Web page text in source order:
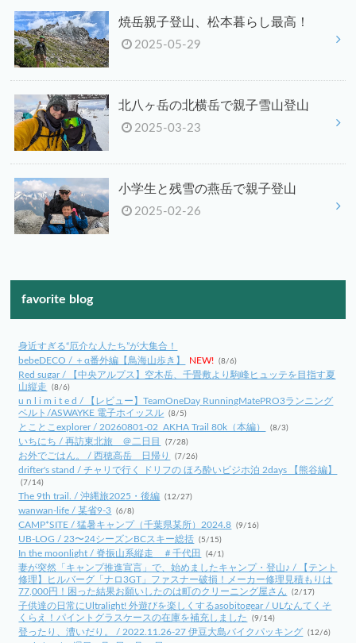
焼岳親子登山、松本暮らし最高！
2025-05-29
北八ヶ岳の北横岳で親子雪山登山
2025-03-23
小学生と残雪の燕岳で親子登山
2025-02-26
favorite blog
身近すぎる“厄介な人たち”が大集合！
bebeDECO / ＋α番外編【鳥海山歩き】
NEW! (8/6)
Red sugar / 【中央アルプス】空木岳、千畳敷より駒峰ヒュッテを目指す夏
山縦走
(8/6)
u n l i m i t e d / 【レビュー】TeamOneDay RunningMatePRO3ランニング
ベルト/ASWAYKE 電子ホイッスル (8/5)
とことこexplorer / 20260801-02_AKHA Trail 80k（本編） (8/3)
いちにち / 再訪東北旅 ＠二日目 (7/28)
お外でごはん。 / 西穂高岳 日帰り (7/26)
drifter's stand / チャリで行く ドリフの ほろ酔いビジホ泊 2days 【熊谷編】
(7/14)
The 9th trail. / 沖縄旅2025・後編 (12/27)
wanwan-life / 某省9-3 (6/8)
CAMP*SITE / 猛暑キャンプ（千葉県某所）2024.8 (9/16)
UB-LOG / 23〜24シーズンBCスキー総括 (5/15)
In the moonlight / 脊振山系縦走 ＃千代田 (4/1)
妻が突然「キャンプ推進宣言」で、始めましたキャンプ・登山♪ / 【テント
修理】ヒルバーグ「ナロ3GT」ファスナー破損！メーカー修理見積もりは
77,000円！困った結果お願いしたのは町のクリーニング屋さん
(2/17)
子供達の日常にUltralight! 外遊びを楽しくするasobitogear / ULなんてくそ
くらえ！パイントグラスケースの在庫を補充しました
(9/14)
登ったり、漕いだり。 / 2022.11.26-27 伊豆大島バイクパッキング (12/6)